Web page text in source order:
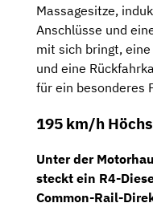
Massagesitze,
Anschlüsse und
mit sich bringt,
und eine
für ein besonderes
195 km/h
Unter der
steckt ein R4-
Common-Rail-